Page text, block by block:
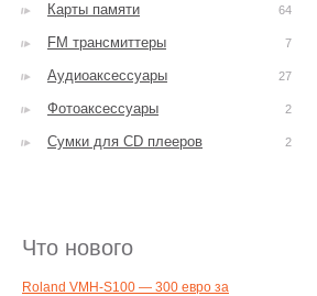
Карты памяти 64
FM трансмиттеры 7
Аудиоаксессуары 27
Фотоаксессуары 2
Сумки для CD плееров 2
Что нового
Roland VMH-S100 — 300 евро за